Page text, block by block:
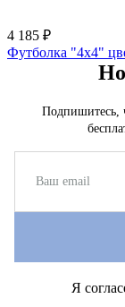
4 185 ₽
Футболка "4х4"
Подпишитесь,
Я